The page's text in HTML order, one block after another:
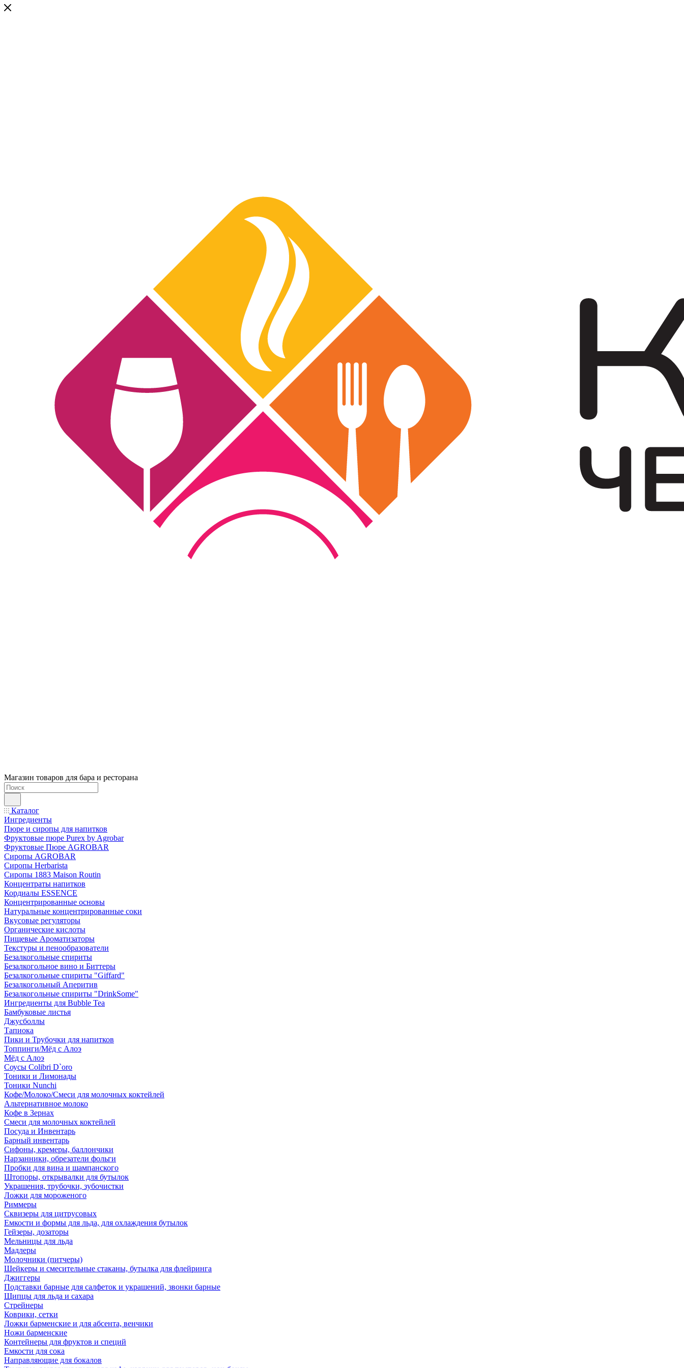
Магазин товаров для бара и ресторана
Каталог
Ингредиенты
Пюре и сиропы для напитков
Фруктовые пюре Purex by Agrobar
Фруктовые Пюре AGROBAR
Сиропы AGROBAR
Сиропы Herbarista
Сиропы 1883 Maison Routin
Концентраты напитков
Кордиалы ESSENCE
Концентрированные основы
Натуральные концентрированные соки
Вкусовые регуляторы
Органические кислоты
Пищевые Ароматизаторы
Текстуры и пенообразователи
Безалкогольные спириты
Безалкогольное вино и Биттеры
Безалкогольные спириты "Giffard"
Безалкогольный Аперитив
Безалкогольные спириты "DrinkSome"
Ингредиенты для Bubble Tea
Бамбуковые листья
Джусболлы
Тапиока
Пики и Трубочки для напитков
Топпинги/Мёд с Алоэ
Мёд с Алоэ
Соусы Colibri D`oro
Тоники и Лимонады
Тоники Nunchi
Кофе/Молоко/Смеси для молочных коктейлей
Альтернативное молоко
Кофе в Зернах
Смеси для молочных коктейлей
Посуда и Инвентарь
Барный инвентарь
Сифоны, кремеры, баллончики
Нарзанники, обрезатели фольги
Пробки для вина и шампанского
Штопоры, открывалки для бутылок
Украшения, трубочки, зубочистки
Ложки для мороженого
Риммеры
Сквизеры для цитрусовых
Емкости и формы для льда, для охлаждения бутылок
Гейзеры, дозаторы
Мельницы для льда
Мадлеры
Молочники (питчеры)
Шейкеры и смесительные стаканы, бутылка для флейринга
Джиггеры
Подставки барные для салфеток и украшений, звонки барные
Щипцы для льда и сахара
Стрейнеры
Коврики, сетки
Ложки барменские и для абсента, венчики
Ножи барменские
Контейнеры для фруктов и специй
Емкости для сока
Направляющие для бокалов